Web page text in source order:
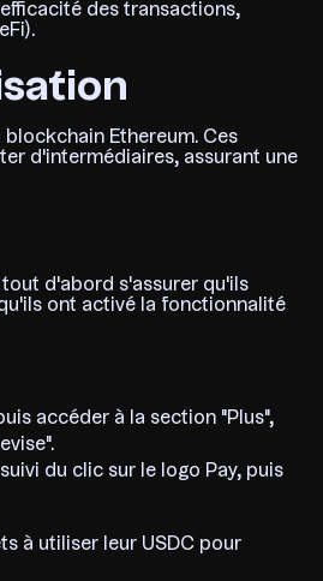
des transactions,
Ethereum. Ces
d'intermédiaires, assurant une
d'abord s'assurer qu'ils
ont activé la fonctionnalité
accéder à la section "Plus",
du clic sur le logo Pay, puis
à utiliser leur USDC pour